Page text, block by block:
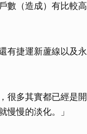
數（造成）有比較高
有捷運新蘆線以及永
很多其實都已經是開
慢慢的淡化。」